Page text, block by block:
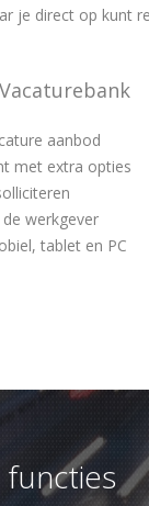
je direct op kunt
aanbod
met extra opties
de werkgever
tablet en PC